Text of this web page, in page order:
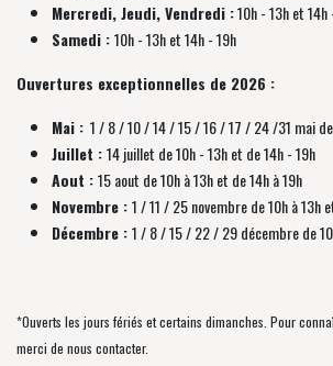
Mercredi, Jeudi, Vendredi :10h - 13h et 14h
Samedi :10h - 13h et 14h - 19h
Ouvertures exceptionnelles de 2026 :
Mai : 1 / 8 / 10 / 14 / 15 / 16 / 17 / 24 /31 mai
Juillet :14 juillet de 10h - 13h et de 14h - 19h
Aout :15 aout de 10h à 13h et de 14h à 19h
Novembre :1 / 11 / 25 novembre de10h à 13h
Décembre :1 / 8 / 15 / 22 / 29 décembrede
*Ouverts les jours fériés et certains dimanches. Pour
merci de nous contacter.